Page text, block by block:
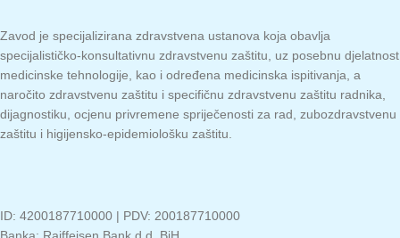
Zavod je specijalizirana zdravstvena ustanova koja obavlja
specijalističko-konsultativnu zdravstvenu zaštitu, uz posebnu djelatnost
medicinske tehnologije, kao i određena medicinska ispitivanja, a
naročito zdravstvenu zaštitu i specifičnu zdravstvenu zaštitu radnika,
dijagnostiku, ocjenu privremene spriječenosti za rad, zubozdravstvenu
zaštitu i higijensko-epidemiološku zaštitu.
ID: 4200187710000 | PDV: 200187710000
Banka: Raiffeisen Bank d.d. BiH